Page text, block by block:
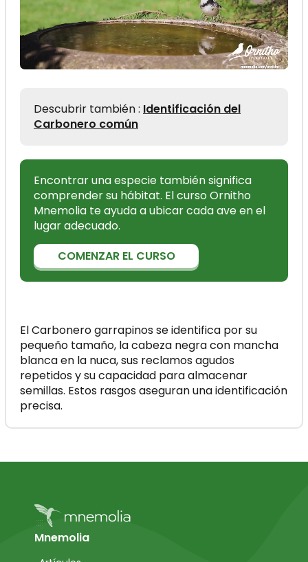
Descubrir también : Identificación del
Carbonero común
Encontrar una especie también significa
comprender su hábitat. El curso Ornitho
Mnemolia te ayuda a ubicar cada ave en el
lugar adecuado.
COMENZAR EL CURSO
El Carbonero garrapinos se identifica por su
pequeño tamaño, la cabeza negra con mancha
blanca en la nuca, sus reclamos agudos
repetidos y su capacidad para almacenar
semillas. Estos rasgos aseguran una identificación
precisa.
Mnemolia